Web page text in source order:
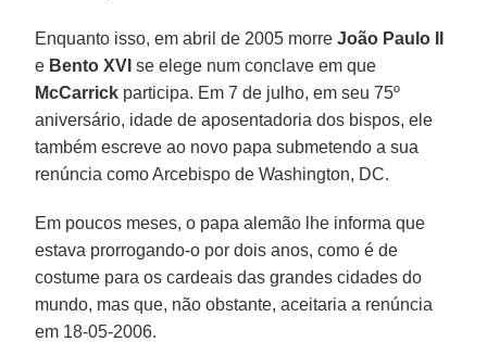
Enquanto isso, em abril de 2005 morreJoão Paulo II
e Bento XVI se elege num conclave em que
McCarrick participa. Em 7 de julho, em seu 75º
aniversário, idade de aposentadoria dos bispos, ele
também escreve ao novo papa submetendo a sua
renúncia como Arcebispo de Washington, DC.
Em poucos meses, o papa alemão lhe informa que
estava prorrogando-o por dois anos, como é de
costume para os cardeais das grandes cidades do
mundo, mas que, não obstante, aceitaria a renúncia
em 18-05-2006.